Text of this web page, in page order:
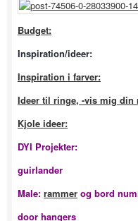
Budget:
Inspiration/ideer:
Inspiration i farver:
Ideer til ringe, -vis mig din
Kjole ideer:
DYI Projekter:
guirlander
Male: rammer og bord
door hangers